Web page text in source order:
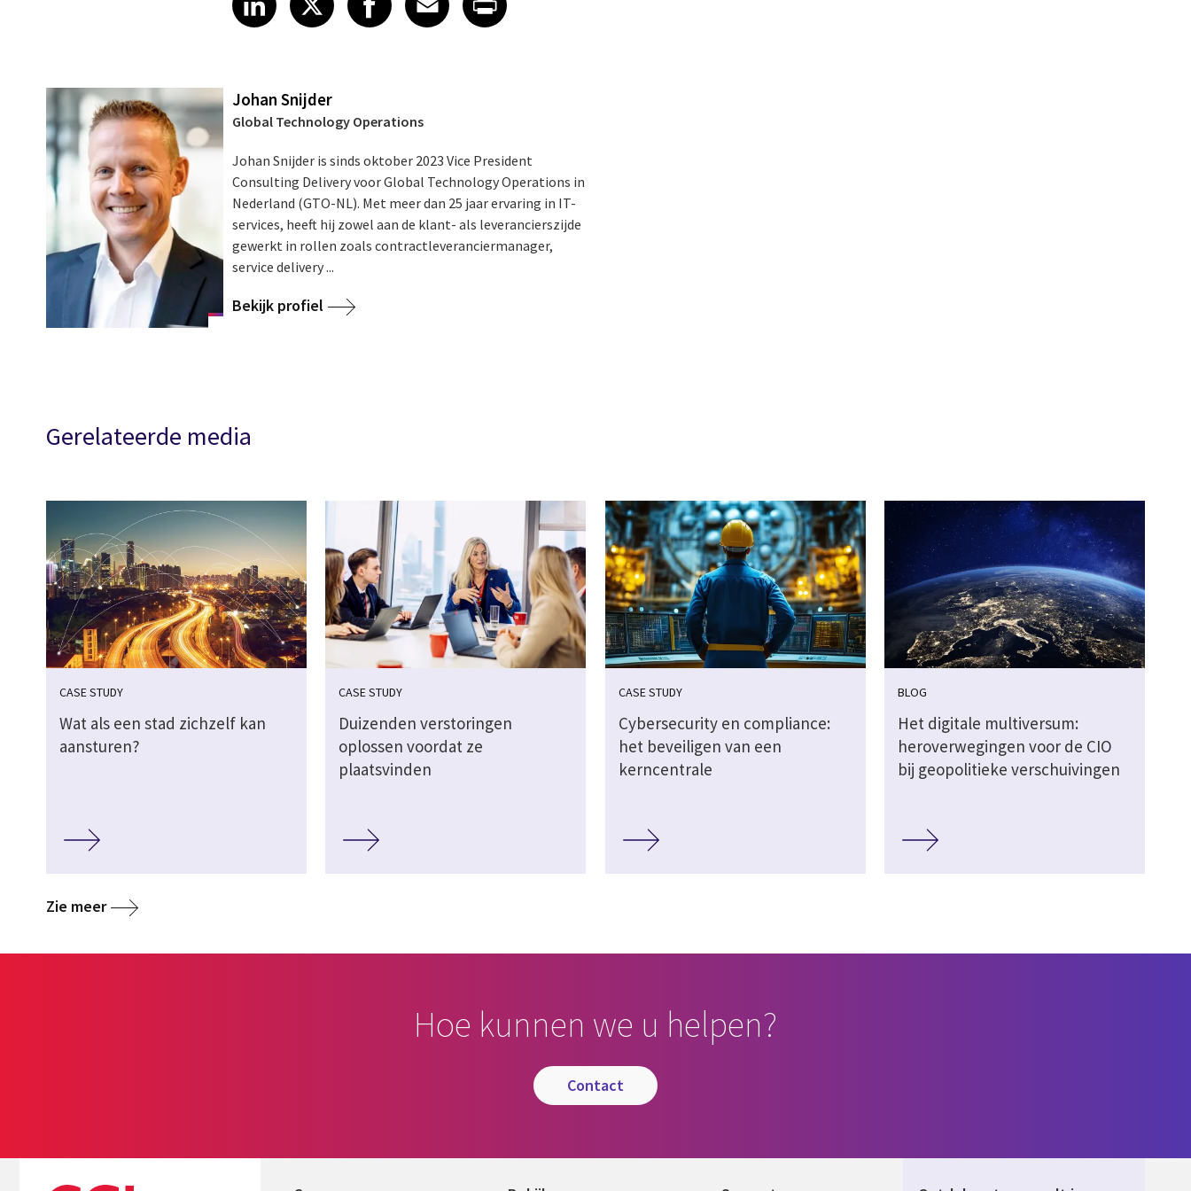
Johan Snijder
Global Technology Operations
Johan Snijder is sinds oktober 2023 Vice President
Consulting Delivery voor Global Technology Operations in
Nederland (GTO-NL). Met meer dan 25 jaar ervaring in IT-
services, heeft hij zowel aan de klant- als leverancierszijde
gewerkt in rollen zoals contractleveranciermanager,
service delivery ...
Bekijk profiel
Gerelateerde media
CASE STUDY
Wat als een stad zichzelf kan
aansturen?
CASE STUDY
Duizenden verstoringen
oplossen voordat ze
plaatsvinden
CASE STUDY
Cybersecurity en compliance:
het beveiligen van een
kerncentrale
BLOG
Het digitale multiversum:
heroverwegingen voor de CIO
bij geopolitieke verschuivingen
Zie meer
Hoe kunnen we u helpen?
contact